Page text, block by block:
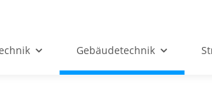
Gebäudetechnik